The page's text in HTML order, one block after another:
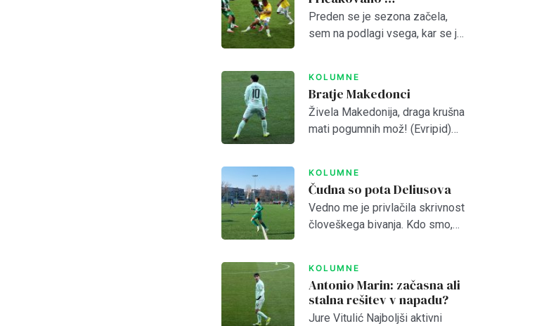
Preden se je sezona začela,
sem na podlagi vsega, kar se je
četrtega mesta. Otvoritvena
tekma z Bravom je to […]
KOLUMNE
Bratje Makedonci
Živela Makedonija, draga krušna
mati pogumnih mož! (Evripid)
narodne noše iz
Makedonskega etnografskega
muzeja, ki jih bo moral nekdo
plačati. (Lidija Dimovska) […]
KOLUMNE
Čudna so pota Deliusova
Vedno me je privlačila skrivnost
človeškega bivanja. Kdo smo,
vseh možnih religioznih in
filozofskih šol, da bi odprl vrata
brez vrat. […]
KOLUMNE
Antonio Marin: začasna ali
stalna rešitev v napadu?
Jure Vitulić Najboljši aktivni
Lost your password?
Time
Pick all the topics you are interested in to fill your
NEXT PRESKOČITE